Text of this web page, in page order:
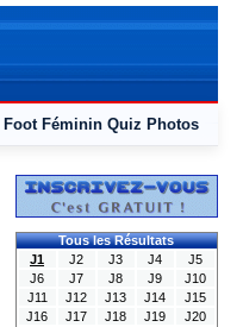
Foot Féminin Quiz Photos
Tous les Résultats
J1
J2 J3 J4
J5
J6
J7 J8 J9
J10
J11
J12 J13 J14
J15
J16
J17 J18 J19
J20